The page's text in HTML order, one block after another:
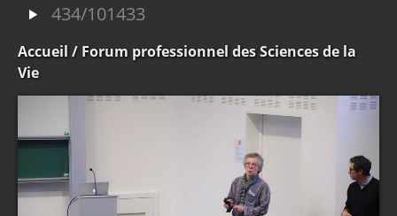
434/101433
Accueil / Forum professionnel des Sciences de la
Vie